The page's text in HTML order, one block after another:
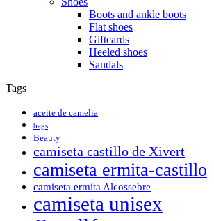
Boots and ankle boots
Flat shoes
Giftcards
Heeled shoes
Sandals
Tags
aceite de camelia
bags
Beauty
camiseta castillo de Xivert
camiseta ermita-castillo
camiseta ermita Alcossebre
camiseta unisex